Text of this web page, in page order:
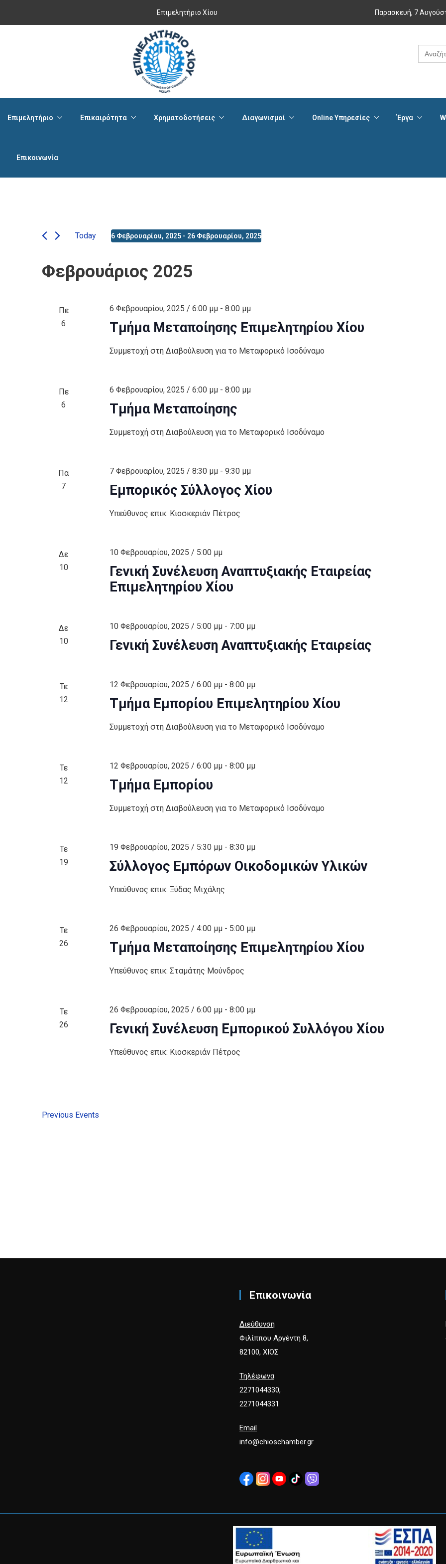
Επιμελητήριο Χίου Παρασκευή, 7
Search
for:
Επιμελητήριο Επικαιρότητα Χρηματοδοτήσεις Διαγωνισμοί Online Υπηρεσίες Έργα
Επικοινωνία
Today 6 Φεβρουαρίου, 2025 - 26 Φεβρουαρίου, 2025
date.
Φεβρουάριος 2025
Πε
6
Τμήμα Μεταποίησης Επιμελητηρίου Χίου
6 Φεβρουαρίου, 2025 / 6:00 μμ- 8:00 μμ
Συμμετοχή στη Διαβούλευση για το Μεταφορικό Ισοδύναμο
Πε
6
Τμήμα Μεταποίησης
6 Φεβρουαρίου, 2025 / 6:00 μμ- 8:00 μμ
Συμμετοχή στη Διαβούλευση για το Μεταφορικό Ισοδύναμο
Πα
7
Εμπορικός Σύλλογος Χίου
7 Φεβρουαρίου, 2025 / 8:30 μμ- 9:30 μμ
Υπεύθυνος επικ: Κιοσκεριάν Πέτρος
Δε
10
Γενική Συνέλευση Αναπτυξιακής Εταιρείας
Επιμελητηρίου Χίου
10 Φεβρουαρίου, 2025 / 5:00 μμ
Δε
10
Γενική Συνέλευση Αναπτυξιακής Εταιρείας
10 Φεβρουαρίου, 2025 / 5:00 μμ- 7:00 μμ
Τε
12
Τμήμα Εμπορίου Επιμελητηρίου Χίου
12 Φεβρουαρίου, 2025 / 6:00 μμ- 8:00 μμ
Συμμετοχή στη Διαβούλευση για το Μεταφορικό Ισοδύναμο
Τε
12
Τμήμα Εμπορίου
12 Φεβρουαρίου, 2025 / 6:00 μμ- 8:00 μμ
Συμμετοχή στη Διαβούλευση για το Μεταφορικό Ισοδύναμο
Τε
19
Σύλλογος Εμπόρων Οικοδομικών Υλικών
19 Φεβρουαρίου, 2025 / 5:30 μμ- 8:30 μμ
Υπεύθυνος επικ: Ξύδας Μιχάλης
Τε
26
Τμήμα Μεταποίησης Επιμελητηρίου Χίου
26 Φεβρουαρίου, 2025 / 4:00 μμ- 5:00 μμ
Υπεύθυνος επικ: Σταμάτης Μούνδρος
Τε
26
Γενική Συνέλευση Εμπορικού Συλλόγου Χίου
26 Φεβρουαρίου, 2025 / 6:00 μμ- 8:00 μμ
Υπεύθυνος επικ: Κιοσκεριάν Πέτρος
Previous Events
Επικοινωνία
Διεύθυνση
Φιλίππου Αργέντη 8,
82100, ΧΙΟΣ
Τηλέφωνα
2271044330,
2271044331
Email
info@chioschamber.gr